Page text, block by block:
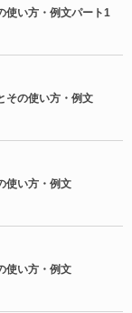
使い方・例文パート1
その使い方・例文
使い方・例文
使い方・例文